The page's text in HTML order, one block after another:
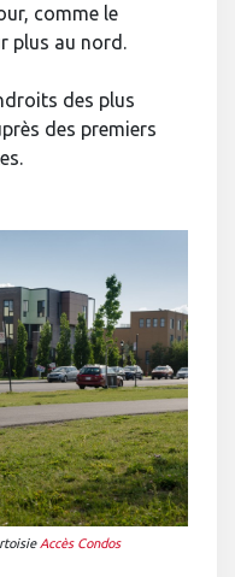
comme le
plus au nord.
des plus
des premiers
Accès Condos